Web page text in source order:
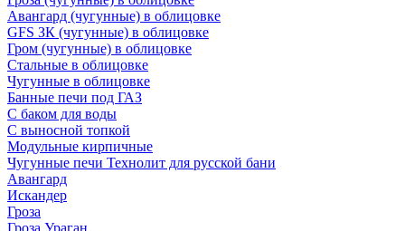
Авангард (чугунные) в облицовке
GFS ЗК (чугунные) в облицовке
Гром (чугунные) в облицовке
Стальные в облицовке
Чугунные в облицовке
Банные печи под ГАЗ
С баком для воды
С выносной топкой
Модульные кирпичные
Чугунные печи Технолит для русской бани
Авангард
Искандер
Гроза
Гроза Ураган